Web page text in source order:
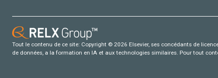
Tout le contenu de ce site: Copyright © 2026 Elsevier, ses concédants de
de données, a la formation en IA et aux technologies similaires. Pour tout